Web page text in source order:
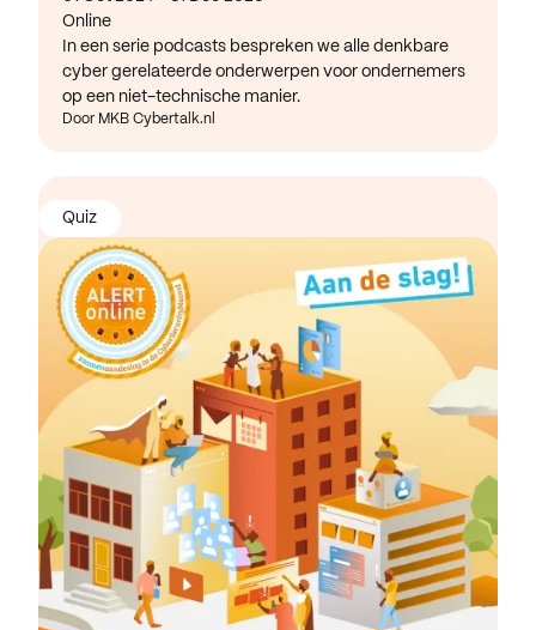
Online
In een serie podcasts bespreken we alle denkbare
cyber gerelateerde onderwerpen voor ondernemers
op een niet-technische manier.
Door MKB Cybertalk.nl
Quiz